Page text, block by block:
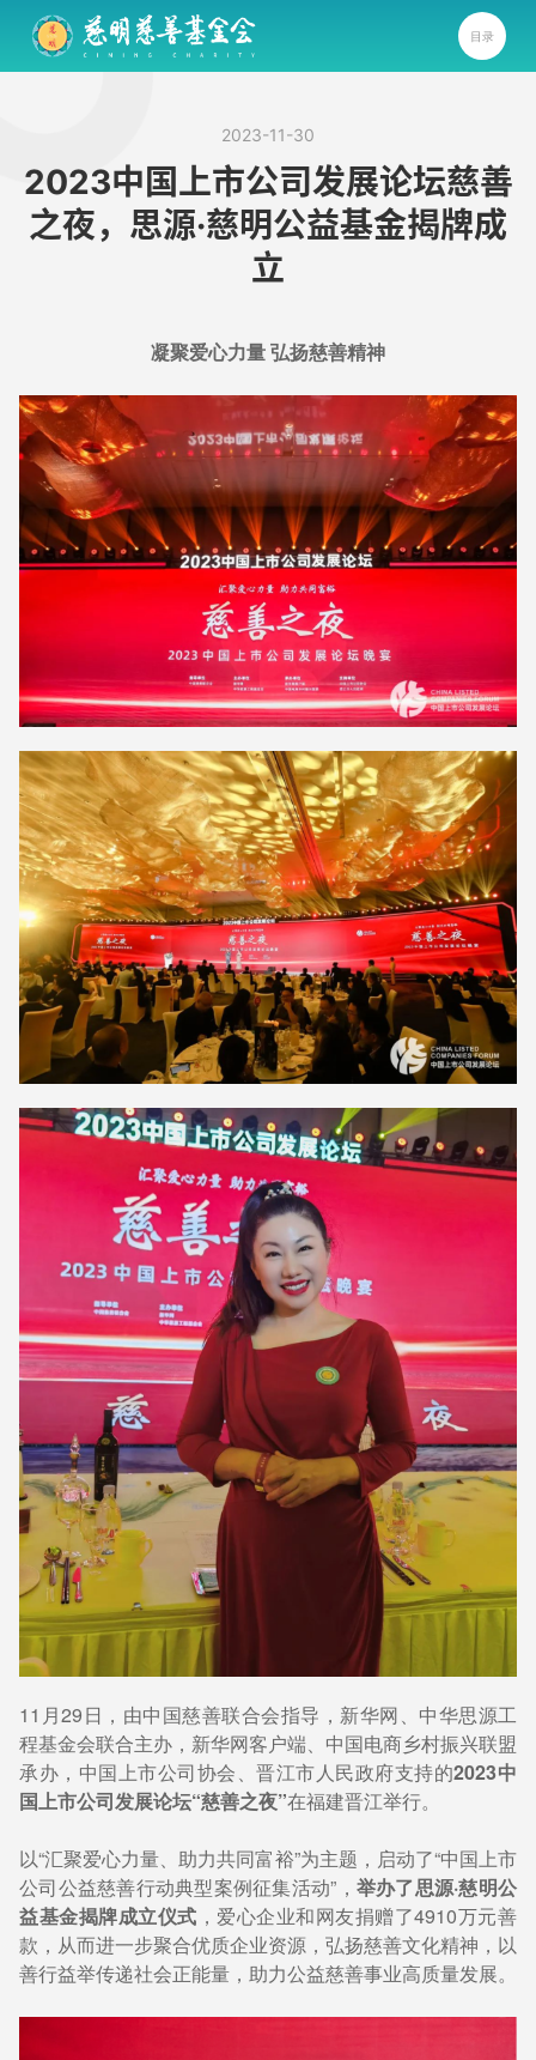
目录
2023-11-30
2023中国上市公司发展论坛慈善
之夜，思源·慈明公益基金揭牌成
立
凝聚爱心力量 弘扬慈善精神
11月29日，由中国慈善联合会指导，新华网、中华思源工
程基金会联合主办，新华网客户端、中国电商乡村振兴联盟
承办，中国上市公司协会、晋江市人民政府支持的2023中
国上市公司发展论坛“慈善之夜”在福建晋江举行。
以“汇聚爱心力量、助力共同富裕”为主题，启动了“中国上市
公司公益慈善行动典型案例征集活动”， 举办了思源·慈明公
益基金揭牌成立仪式 ，爱心企业和网友捐赠了4910万元善
款，从而进一步聚合优质企业资源，弘扬慈善文化精神，以
善行益举传递社会正能量，助力公益慈善事业高质量发展。